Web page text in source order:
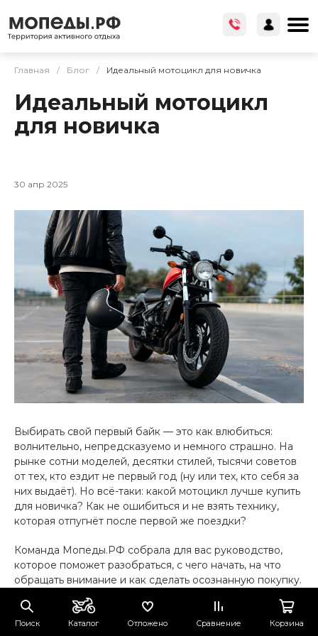
Поиск Каталог Отложено Сравнение Корзина
Главная / Блог / Идеальный мотоцикл для новичка
Идеальный мотоцикл
для новичка
30 апр 2025
Выбирать свой первый байк — это как влюбиться:
волнительно, непредсказуемо и немного страшно. На
рынке сотни моделей, десятки стилей, тысячи советов
от тех, кто ездит не первый год (ну или тех, кто себя за
них выдаёт). Но всё-таки: какой мотоцикл лучше купить
для новичка? Как не ошибиться и не взять технику,
которая отпугнёт после первой же поездки?
Команда Мопеды.РФ собрала для вас руководство,
которое поможет разобраться, с чего начать, на что
обращать внимание и как сделать осознанную покупку.
Преимущества мотоцикла: